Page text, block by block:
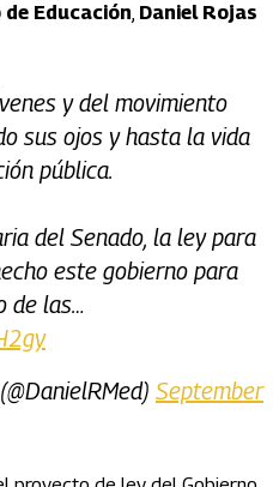
Educación, Daniel Rojas
y del movimiento
sus ojos y hasta la vida
pública.
del Senado, la ley para
este gobierno para
de las…
September